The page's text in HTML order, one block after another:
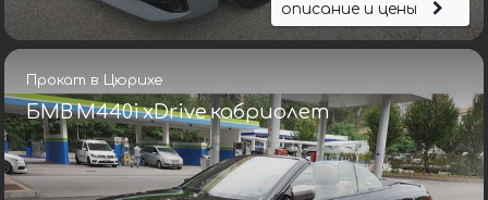
описание и цены
Прокат в Цюрихе
БМВ M440i xDrive кабриолет